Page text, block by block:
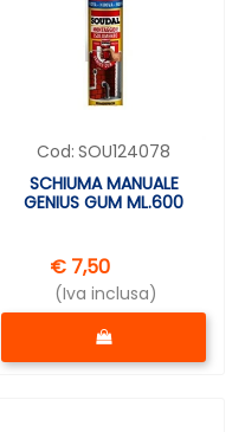
Cod: SOU124078
SCHIUMA MANUALE
GENIUS GUM ML.600
€ 7,50
(Iva inclusa)
Quantità